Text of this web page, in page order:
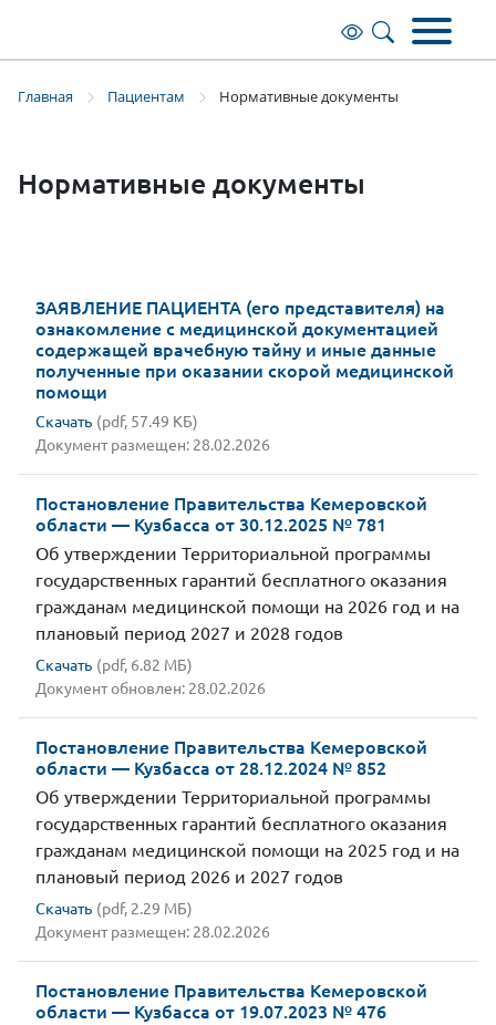
Главная Пациентам Нормативные документы
Нормативные документы
ЗАЯВЛЕНИЕ ПАЦИЕНТА (его представителя) на
ознакомление с медицинской документацией
содержащей врачебную тайну и иные данные
полученные при оказании скорой медицинской
помощи
Скачать (pdf, 57.49 КБ)
Документ размещен: 28.02.2026
Постановление Правительства Кемеровской
области — Кузбасса от 30.12.2025 № 781
Об утверждении Территориальной программы
государственных гарантий бесплатного оказания
гражданам медицинской помощи на 2026 год и на
плановый период 2027 и 2028 годов
Скачать (pdf, 6.82 МБ)
Документ обновлен: 28.02.2026
Постановление Правительства Кемеровской
области — Кузбасса от 28.12.2024 № 852
Об утверждении Территориальной программы
государственных гарантий бесплатного оказания
гражданам медицинской помощи на 2025 год и на
плановый период 2026 и 2027 годов
Скачать (pdf, 2.29 МБ)
Документ размещен: 28.02.2026
Постановление Правительства Кемеровской
области — Кузбасса от 19.07.2023 № 476
Общая информация
Вакансии
История
Советы вызывающему скорую
медицинскую помощь
Органы исполнительной власти и
Это актуально!
Диспансеризация взрослого населения
Информационные системы
Правоустанавливающие документы
Основные сведения
Доступная среда
Лицензии
Объявление о наборе в группы